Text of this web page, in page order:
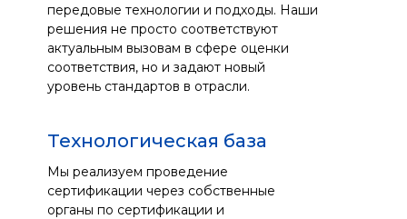
Мы реализуем проведение
сертификации через собственные
органы по сертификации и
Технологическая база
передовые технологии и подходы. Наши
решения не просто соответствуют
актуальным вызовам в сфере оценки
соответствия, но и задают новый
уровень стандартов в отрасли.